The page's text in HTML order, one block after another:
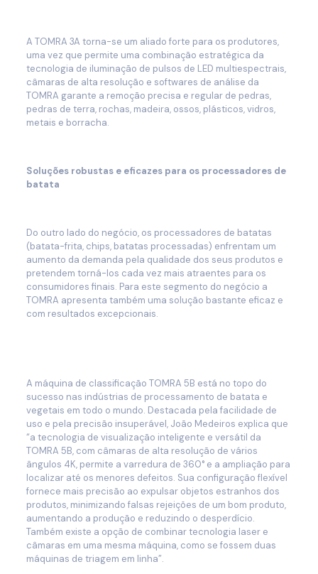
A TOMRA 3A torna-se um aliado forte para os produtores,
uma vez que permite uma combinação estratégica da
tecnologia de iluminação de pulsos de LED multiespectrais,
câmaras de alta resolução e softwares de análise da
TOMRA garante a remoção precisa e regular de pedras,
pedras de terra, rochas, madeira, ossos, plásticos, vidros,
metais e borracha.
Soluções robustas e eficazes para os processadores de
batata
Do outro lado do negócio, os processadores de batatas
(batata-frita, chips, batatas processadas) enfrentam um
aumento da demanda pela qualidade dos seus produtos e
pretendem torná-los cada vez mais atraentes para os
consumidores finais. Para este segmento do negócio a
TOMRA apresenta também uma solução bastante eficaz e
com resultados excepcionais.
A máquina de classificação TOMRA 5B está no topo do
sucesso nas indústrias de processamento de batata e
vegetais em todo o mundo. Destacada pela facilidade de
uso e pela precisão insuperável, João Medeiros explica que
“a tecnologia de visualização inteligente e versátil da
TOMRA 5B, com câmaras de alta resolução de vários
ângulos 4K, permite a varredura de 360​​° e a ampliação para
localizar até os menores defeitos. Sua configuração flexível
fornece mais precisão ao expulsar objetos estranhos dos
produtos, minimizando falsas rejeições de um bom produto,
aumentando a produção e reduzindo o desperdício.
Também existe a opção de combinar tecnologia laser e
câmaras em uma mesma máquina, como se fossem duas
máquinas de triagem em linha”.